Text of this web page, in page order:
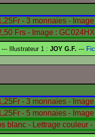
--- Illustrateur 1 : JOY G.F. ---